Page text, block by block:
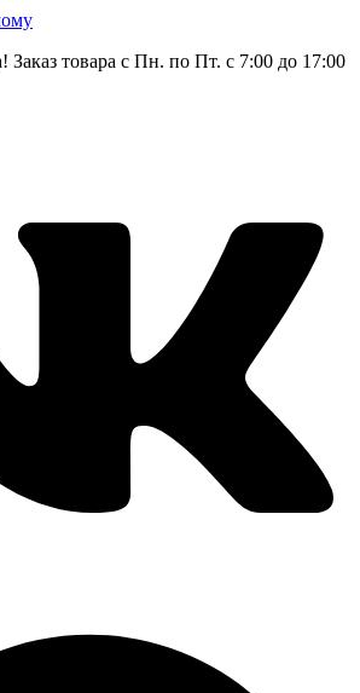
Заказ товара с Пн. по Пт. с 7:00 до 17:00